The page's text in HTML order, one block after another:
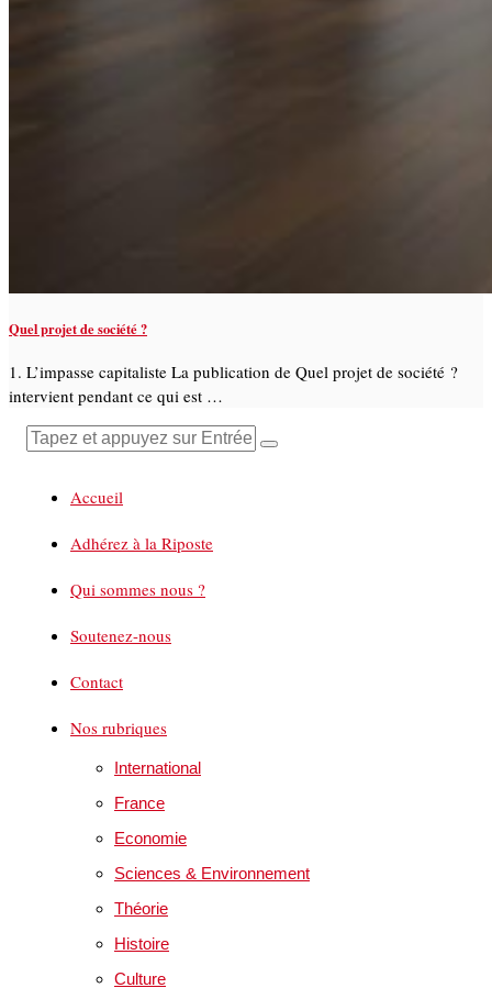
Quel projet de société ?
1. L’impasse capitaliste La publication de Quel projet de société ?
intervient pendant ce qui est …
Accueil
Adhérez à la Riposte
Qui sommes nous ?
Soutenez-nous
Contact
Nos rubriques
International
France
Economie
Sciences & Environnement
Théorie
Histoire
Culture